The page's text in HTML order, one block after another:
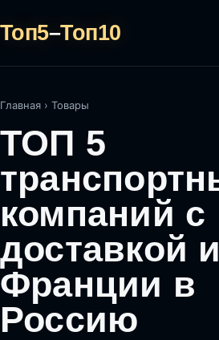
Топ5–Топ10
Главная › Товары
ТОП 5
компаний с
доставкой
Франции в
Россию